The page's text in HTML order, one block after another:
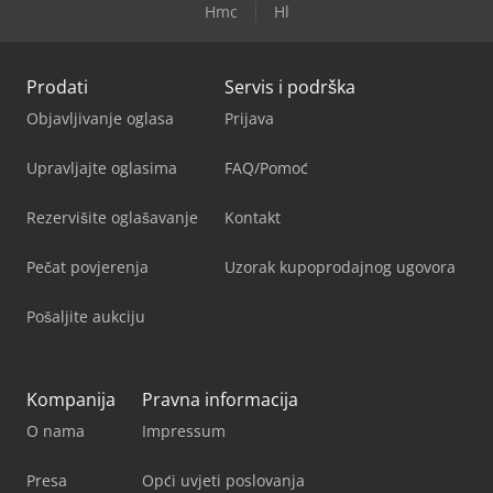
Hmc
Hl
Prodati
Objavljivanje oglasa
Upravljajte oglasima
Rezervišite oglašavanje
Pečat povjerenja
Pošaljite aukciju
Servis i podrška
Prijava
FAQ/Pomoć
Kontakt
Uzorak kupoprodajnog ugovora
Kompanija
O nama
Presa
Pravna informacija
Impressum
Opći uvjeti poslovanja